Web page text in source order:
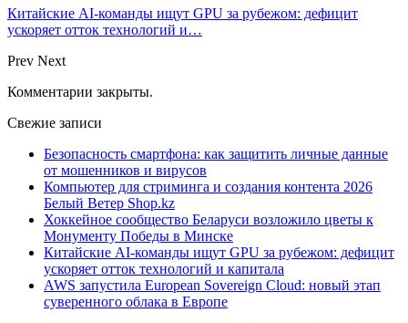
Китайские AI-команды ищут GPU за рубежом: дефицит
ускоряет отток технологий и…
Prev Next
Комментарии закрыты.
Свежие записи
Безопасность смартфона: как защитить личные данные
от мошенников и вирусов
Компьютер для стриминга и создания контента 2026
Белый Ветер Shop.kz
Хоккейное сообщество Беларуси возложило цветы к
Монументу Победы в Минске
Китайские AI-команды ищут GPU за рубежом: дефицит
ускоряет отток технологий и капитала
AWS запустила European Sovereign Cloud: новый этап
суверенного облака в Европе